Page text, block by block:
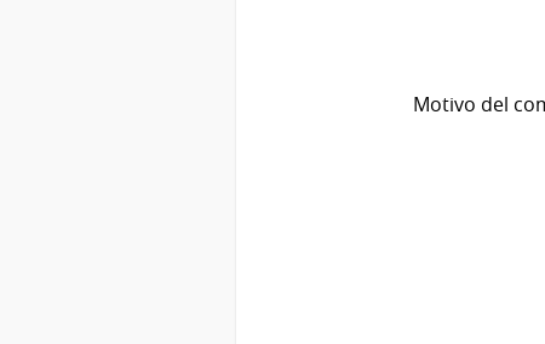
Motivo del